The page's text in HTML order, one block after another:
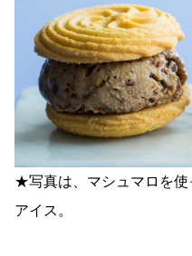
★写真は、マシュマロを使
アイス。